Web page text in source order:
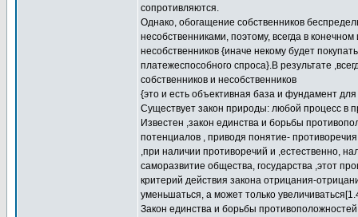
сопротивляются.
Однако, обогащение собственников
несобственниками, поэтому, всегда в
несобственников {иначе некому будет
платежеспособного спроса}.В результате
собственников и несобственников
{это и есть объективная база и фундамент
Существует закон природы: любой процесс в
Известен ,закон единства и борьбы
потенциалов , приводя понятие-
,при наличии противоречий и ,естественно,
саморазвитие общества, государства ,этот
критерий действия закона отрицания-
уменьшаться, а может только
Закон единства и борьбы